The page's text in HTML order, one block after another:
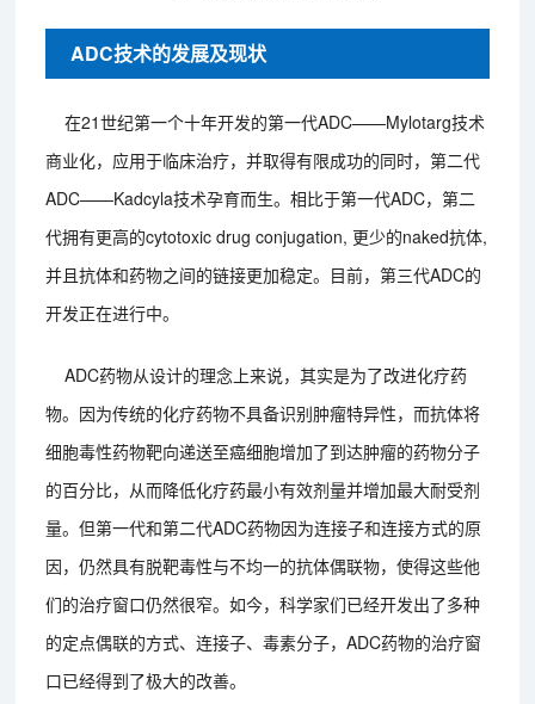
ADC技术的发展及现状
在21世纪第一个十年开发的第一代ADC——Mylotarg技术
商业化，应用于临床治疗，并取得有限成功的同时，第二代
ADC——Kadcyla技术孕育而生。相比于第一代ADC，第二
代拥有更高的cytotoxic drug conjugation, 更少的naked抗体,
并且抗体和药物之间的链接更加稳定。目前，第三代ADC的
开发正在进行中。
ADC药物从设计的理念上来说，其实是为了改进化疗药
物。因为传统的化疗药物不具备识别肿瘤特异性，而抗体将
细胞毒性药物靶向递送至癌细胞增加了到达肿瘤的药物分子
的百分比，从而降低化疗药最小有效剂量并增加最大耐受剂
量。但第一代和第二代ADC药物因为连接子和连接方式的原
因，仍然具有脱靶毒性与不均一的抗体偶联物，使得这些他
们的治疗窗口仍然很窄。如今，科学家们已经开发出了多种
的定点偶联的方式、连接子、毒素分子，ADC药物的治疗窗
口已经得到了极大的改善。